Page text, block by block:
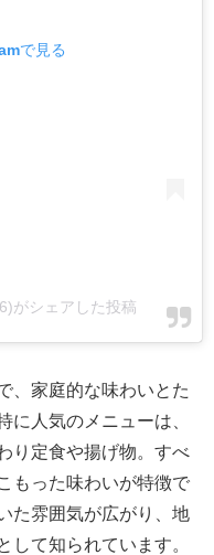
で見る
がシェアした投稿
、家庭的な味わいとた
に人気のメニューは、
り定食や揚げ物。すべ
もった味わいが特徴で
た雰囲気が広がり、地
して知られています。